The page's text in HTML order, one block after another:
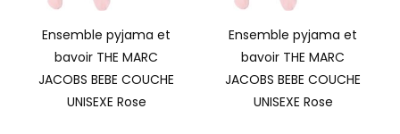
Ensemble pyjama et
bavoir THE MARC
JACOBS BEBE COUCHE
UNISEXE Rose
Ensemble pyjama et
bavoir THE MARC
JACOBS BEBE COUCHE
UNISEXE Rose